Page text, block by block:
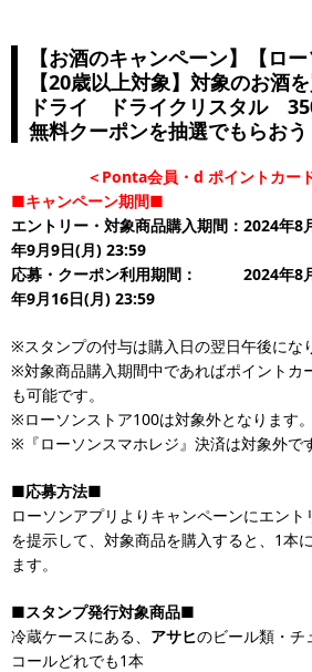
【お酒のキャンペーン】【ロ
【20歳以上対象】対象のお酒
ドライ ドライクリスタル
無料クーポンを抽選でもらおう
＜Ponta会員・d ポイントカー
■キャンペーン期間■
エントリー・対象商品購入期間：2024年
年9月9日(月) 23:59
応募・クーポン利用期間： 2024年8
年9月16日(月) 23:59
※スタンプの付与は購入日の翌日午後にな
※対象商品購入期間中であればポイントカ
も可能です。
※ローソンストア100は対象外となります。
※『ローソンスマホレジ』決済は対象外で
■応募方法■
ローソンアプリよりキャンペーンにエン
を提示して、対象商品を購入すると、1本
ます。
■スタンプ発行対象商品■
冷蔵ケースにある、 アサヒのビール類・チ
コールどれでも1本